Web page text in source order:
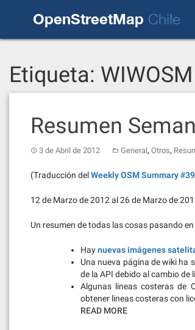
OpenStreetMap Chile
Etiqueta: WIWOSM
Resumen
3 de Abril de 2012 General, Otros,
(Traducción delWeekly OSM Summary #39
12 de Marzo de 2012 al 26 de Marzo de
Un resumen de todas las cosas pasando
Haynuevas imágenes
Una nueva página de wiki ha
de la API debido al cambio de
Algunas lineas costeras de
obtener lineas costeras con
READ MORE